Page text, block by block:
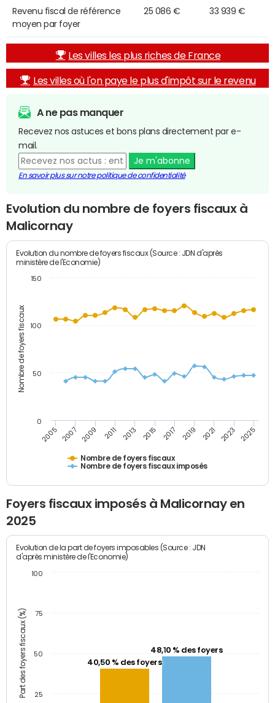
Revenu fiscal de référence
moyen par foyer
25 086 € 33 939 €
Les villes les plus riches de France
Les villes où l'on paye le plus d'impôt sur le revenu
A ne pas manquer
Recevez nos astuces et bons plans directement par e-
mail.
Je m'abonne
En savoir plus sur notre politique de confidentialité
Evolution du nombre de foyers fiscaux à
Malicornay
Nombre de foyers fiscaux
Evolution du nombre de foyers fiscaux (Source : JDN d'après
ministère de l'Economie)
Nombre de foyers fiscaux
Nombre de foyers fiscaux imposés
2005 2007 2009 2011 2013 2015 2017 2019 2021 2023 2025
0
50
100
150
Foyers fiscaux imposés à Malicornay en
2025
Part des foyers fiscaux (%)
Evolution de la part de foyers imposables (Source : JDN
d'après ministère de l'Economie)
40,50 % des foyers
48,10 % des foyers
25
50
75
100